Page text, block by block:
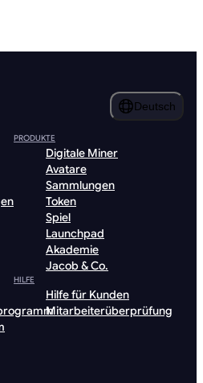
Deutsch
PRODUKTE
Digitale Miner
Avatare
Sammlungen
Token
Spiel
Launchpad
Akademie
Jacob & Co.
HILFE
Hilfe für Kunden
Mitarbeiterüberprüfung